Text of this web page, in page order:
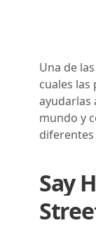
Una de
cuales las
ayudarlas
mundo y
Say